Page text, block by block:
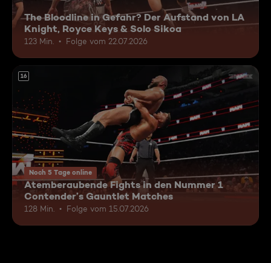
The Bloodline in Gefahr? Der Aufstand von LA
Knight, Royce Keys & Solo Sikoa
123 Min. Folge vom 22.07.2026
16
Noch 5 Tage online
Atemberaubende Fights in den Nummer 1
Contender’s Gauntlet Matches
128 Min. Folge vom 15.07.2026